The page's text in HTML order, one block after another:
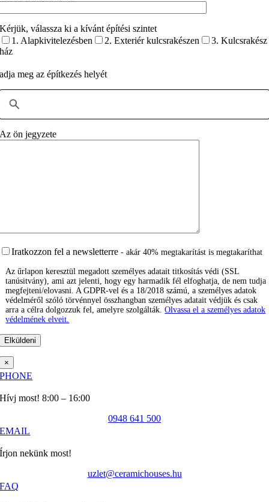
Kérjük, válassza ki a kívánt építési szintet
1. Alapkivitelezésben
2. Exteriér kulcsrakészen
3. Kulcsrakész
ház
adja meg az építkezés helyét
Az ön jegyzete
Iratkozzon fel a newsletterre - akár 40% megtakarítást is megtakaríthat
Az űrlapon keresztül megadott személyes adatait titkosítás védi (SSL
tanúsitvány), ami azt jelenti, hogy egy harmadik fél elfoghatja, de nem tudja
megfejteni/elovasni. A GDPR-vel és a 18/2018 számú, a személyes adatok
védelméről szóló törvénnyel összhangban személyes adatait védjük és csak
arra a célra dolgozzuk fel, amelyre szolgálták.Olvassa el a személyes adatok
védelmének elveit.
×
PHONE
Hívj most! 8:00 – 16:00
0948 641 500
EMAIL
Írjon nekünk most!
uzlet@ceramichouses.hu
FAQ